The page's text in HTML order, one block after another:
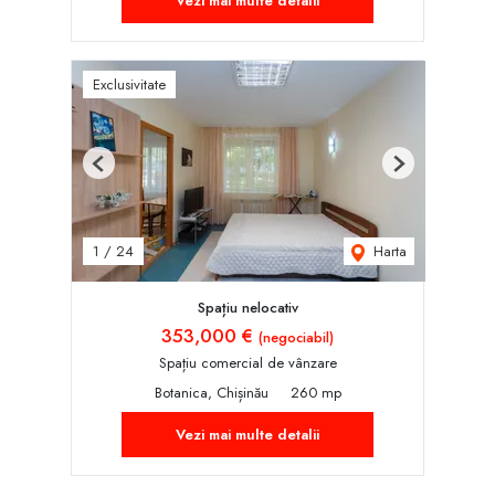
Exclusivitate
1 / 24 Harta
Previous Next
Spațiu nelocativ
353,000 € (negociabil)
Spațiu comercial de vânzare
Botanica, Chișinău
260 mp
Vezi mai multe detalii